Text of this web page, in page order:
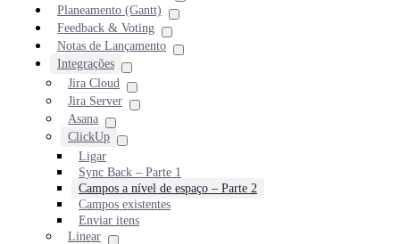
Planeamento (Gantt)
Feedback & Voting
Notas de Lançamento
Integrações
Jira Cloud
Jira Server
Asana
ClickUp
Ligar
Sync Back – Parte 1
Campos a nível de espaço – Parte 2
Campos existentes
Enviar itens
Linear